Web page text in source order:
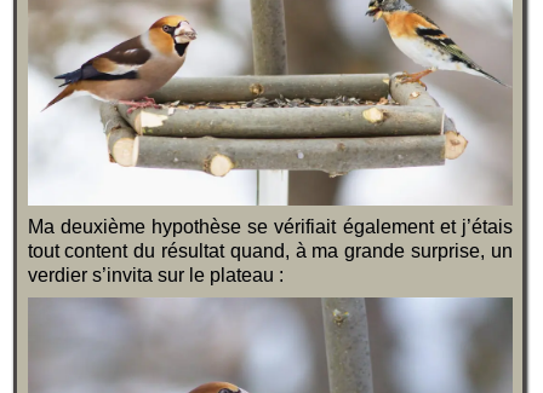
Ma deuxième hypothèse se vérifiait également et j’étais
tout content du résultat quand, à ma grande surprise, un
verdier s’invita sur le plateau :